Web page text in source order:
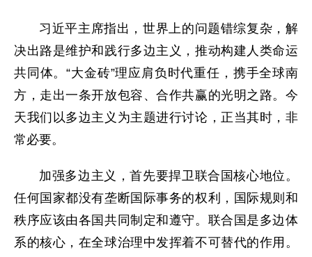
习近平主席指出，世界上的问题错综复杂，解
决出路是维护和践行多边主义，推动构建人类命运
共同体。“大金砖”理应肩负时代重任，携手全球南
方，走出一条开放包容、合作共赢的光明之路。今
天我们以多边主义为主题进行讨论，正当其时，非
常必要。
加强多边主义，首先要捍卫联合国核心地位。
任何国家都没有垄断国际事务的权利，国际规则和
秩序应该由各国共同制定和遵守。联合国是多边体
系的核心，在全球治理中发挥着不可替代的作用。